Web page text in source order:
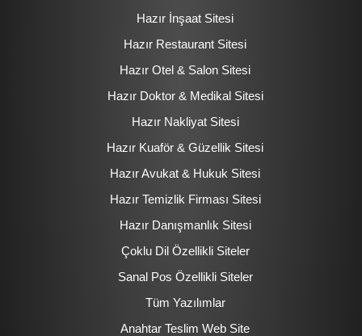
Hazır İnşaat Sitesi
Hazır Restaurant Sitesi
Hazır Otel & Salon Sitesi
Hazır Doktor & Medikal Sitesi
Hazır Nakliyat Sitesi
Hazır Kuaför & Güzellik Sitesi
Hazır Avukat & Hukuk Sitesi
Hazır Temizlik Firması Sitesi
Hazır Danışmanlık Sitesi
Çoklu Dil Özellikli Siteler
Sanal Pos Özellikli Siteler
Tüm Yazılımlar
Anahtar Teslim Web Site